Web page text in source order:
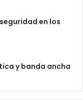
en los
y banda ancha